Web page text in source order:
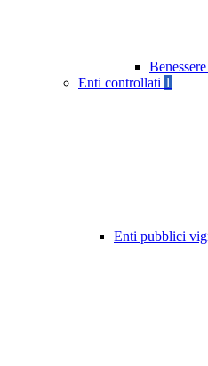
Enti controllati 1
Enti pubblici